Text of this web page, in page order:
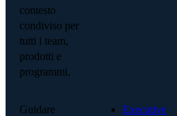
contesto
condiviso per
tutti i team,
prodotti e
programmi.
Guidare
Executive